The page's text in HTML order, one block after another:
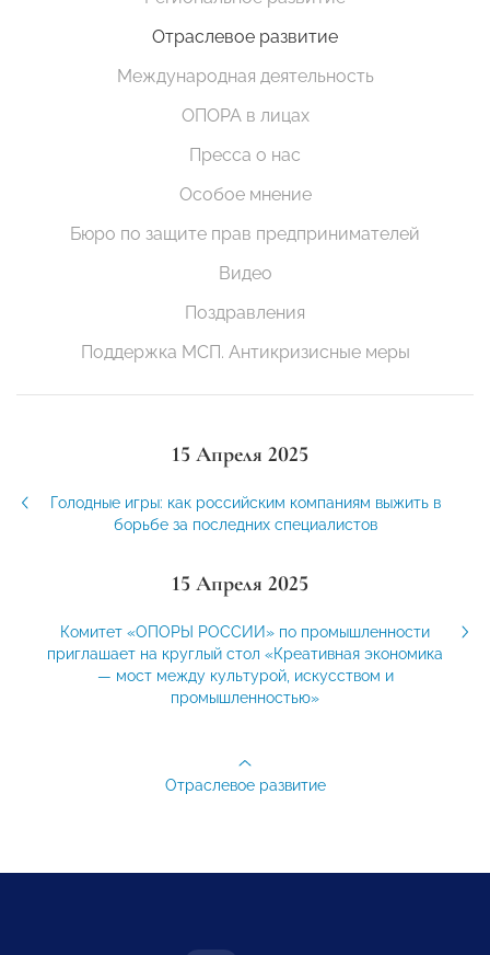
Отраслевое развитие
Международная деятельность
ОПОРА в лицах
Пресса о нас
Особое мнение
Бюро по защите прав предпринимателей
Видео
Поздравления
Поддержка МСП. Антикризисные меры
15 Апреля 2025
Голодные игры: как российским компаниям выжить в
борьбе за последних специалистов
15 Апреля 2025
Комитет «ОПОРЫ РОССИИ» по промышленности
приглашает на круглый стол «Креативная экономика
— мост между культурой, искусством и
промышленностью»
Отраслевое развитие